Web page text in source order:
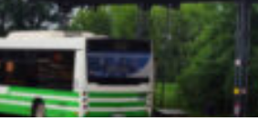
Kontakt
Oferta